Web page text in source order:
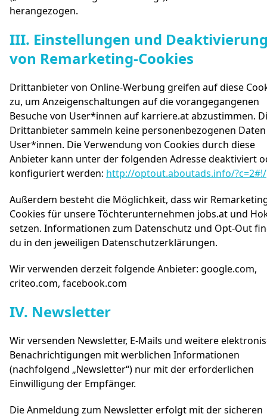
herangezogen.
III. Einstellungen und
von Remarketing-Cookies
Drittanbieter von Online-Werbung greifen auf diese
zu, um Anzeigenschaltungen auf die vorangegangenen
Besuche von User*innen auf karriere.at abzustimmen.
Drittanbieter sammeln keine personenbezogenen
User*innen. Die Verwendung von Cookies durch diese
Anbieter kann unter der folgenden Adresse deaktiviert
konfiguriert werden: http://optout.aboutads.info/?c=2#!/
Außerdem besteht die Möglichkeit, dass wir
Cookies für unsere Töchterunternehmen jobs.at und
setzen. Informationen zum Datenschutz und Opt-Out
du in den jeweiligen Datenschutzerklärungen.
Wir verwenden derzeit folgende Anbieter: google.com,
criteo.com, facebook.com
IV. Newsletter#
Wir versenden Newsletter, E-Mails und weitere
Benachrichtigungen mit werblichen Informationen
(nachfolgend „Newsletter“) nur mit der erforderlichen
Einwilligung der Empfänger.
Die Anmeldung zum Newsletter erfolgt mit der sicheren